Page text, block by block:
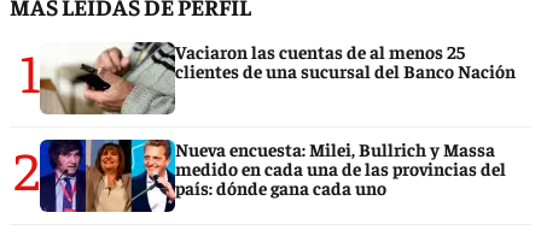
MÁS LEÍDAS DE PERFIL
1
Vaciaron las cuentas de al menos 25
clientes de una sucursal del Banco Nación
2
Nueva encuesta: Milei, Bullrich y Massa
medido en cada una de las provincias del
país: dónde gana cada uno